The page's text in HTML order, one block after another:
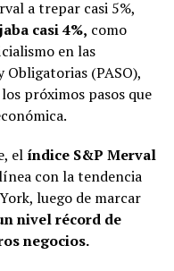
a trepar casi 5%,
casi 4%, como
en las
(PASO),
próximos pasos que
elíndice S&P Merval
con la tendencia
luego de marcar
nivel récord de
negocios.